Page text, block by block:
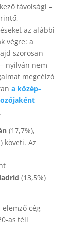
távolsági –
az alábbi
végre: a
szorosan
nyilván nem
megcélzó
a közép-
(17,7%),
követi. Az
(13,5%)
cég
as téli